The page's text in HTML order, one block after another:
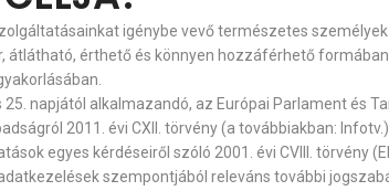
igénybe vevő természetes
érthető és könnyen hozzáférhető
napjától alkalmazandó, az Európai Parlament és
2011. évi CXII. törvény (a továbbiakban:
egyes kérdéseiről szóló 2001. évi CVIII. törvény
szempontjából releváns további